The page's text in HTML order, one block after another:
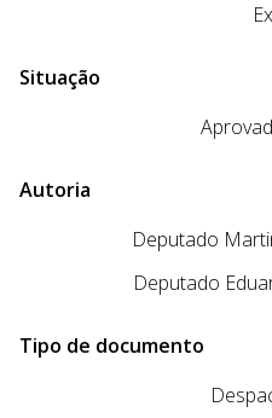
Situação
Autoria
Deputado
Deputado
Tipo de documento